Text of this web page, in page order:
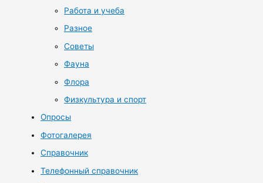
Работа и учеба
Разное
Советы
Фауна
Флора
Физкультура и спорт
Опросы
Фотогалерея
Справочник
Телефонный справочник